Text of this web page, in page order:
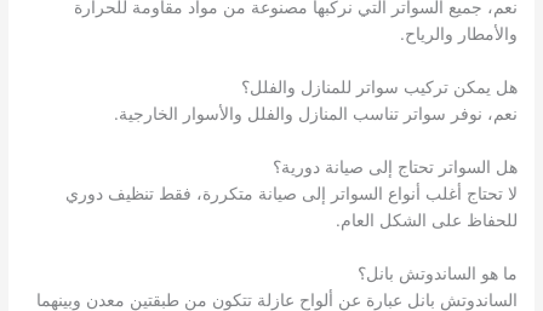
نعم، جميع السواتر التي نركبها مصنوعة من مواد مقاومة للحرارة
والأمطار والرياح.
هل يمكن تركيب سواتر للمنازل والفلل؟
نعم، نوفر سواتر تناسب المنازل والفلل والأسوار الخارجية.
هل السواتر تحتاج إلى صيانة دورية؟
لا تحتاج أغلب أنواع السواتر إلى صيانة متكررة، فقط تنظيف دوري
للحفاظ على الشكل العام.
ما هو الساندوتش بانل؟
الساندوتش بانل عبارة عن ألواح عازلة تتكون من طبقتين معدن وبينهما